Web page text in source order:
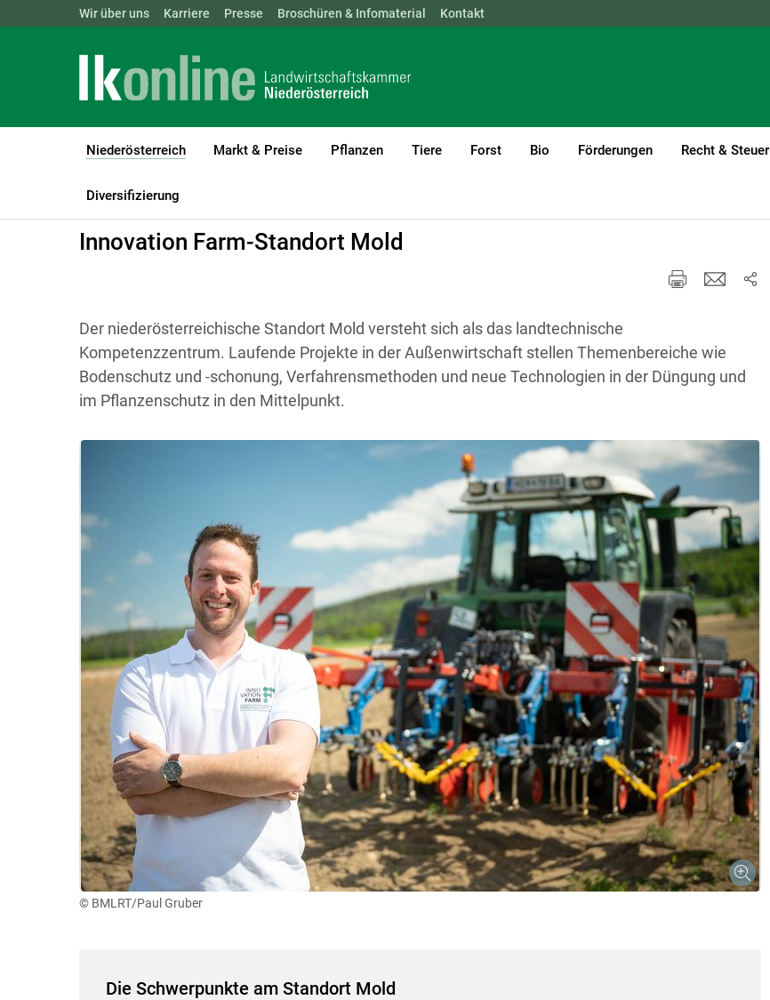
Skip to main content
Landwirtschaftskammern: ÖSTERREICH BGLD KTN NÖ OÖ SBG
Wir über uns Karriere Presse Broschüren & Infomaterial Kontakt
Niederösterreich
(current)1
Markt & Preise Pflanzen Tiere Forst Bio Förderungen Recht & Steuer
Diversifizierung
LK Niederösterreich
Innovation Farm-Standort Mold
Der niederösterreichische Standort Mold versteht sich als das landtechnische
Kompetenzzentrum. Laufende Projekte in der Außenwirtschaft stellen Themenbereiche wie
Bodenschutz und -schonung, Verfahrensmethoden und neue Technologien in der Düngung und
im Pflanzenschutz in den Mittelpunkt.
© BMLRT/Paul Gruber
Die Schwerpunkte am Standort Mold